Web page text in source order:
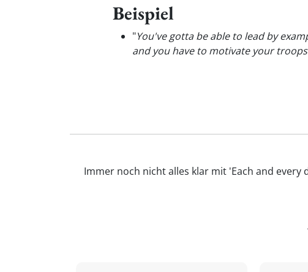
Beispiel
"You've gotta be able to lead by
and you have to motivate your troops
Immer noch nicht alles klar mit 'Each and every